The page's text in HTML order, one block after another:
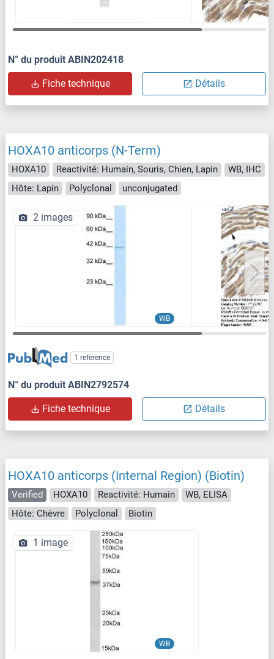
N° du produit ABIN202418
Fiche technique Détails
HOXA10 anticorps (N-Term)
HOXA10 Reactivité: Humain, Souris, Chien, Lapin
WB, IHC
Hôte: Lapin
Polyclonal unconjugated
WB
2 images
1 reference
N° du produit ABIN2792574
Fiche technique Détails
HOXA10 anticorps (Internal Region) (Biotin)
Verified HOXA10 Reactivité: Humain
WB, ELISA
Hôte: Chèvre
Polyclonal Biotin
WB
1 image